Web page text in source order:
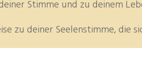
Stimme und zu deinem
zu deiner Seelenstimme, die